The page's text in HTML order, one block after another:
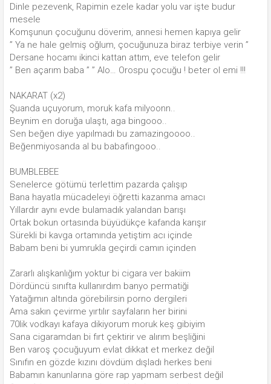
Dinle pezevenk, Rapimin ezele kadar yolu var işte budur
mesele
Komşunun çocuğunu döverim, annesi hemen kapıya gelir
” Ya ne hale gelmiş oğlum, çocuğunuza biraz terbiye verin ”
Dersane hocamı ikinci kattan attım, eve telefon gelir
” Ben açarım baba ” ” Alo… Orospu çocuğu ! beter ol emi !!!
NAKARAT (x2)
Şuanda uçuyorum, moruk kafa milyoonn..
Beynim en doruğa ulaştı, aga bingooo..
Sen beğen diye yapılmadı bu zamazingoooo..
Beğenmiyosanda al bu babafingooo..
BUMBLEBEE
Senelerce götümü terlettim pazarda çalışıp
Bana hayatla mücadeleyi öğretti kazanma amacı
Yıllardır aynı evde bulamadık yalandan barışı
Ortak bokun ortasında büyüdükçe kafanda karışır
Sürekli bi kavga ortamında yetiştim acı içinde
Babam beni bi yumrukla geçirdi camın içinden
Zararlı alışkanlığım yoktur bi cigara ver bakiim
Dördüncü sınıfta kullanırdım banyo permatiği
Yatağımın altında görebilirsin porno dergileri
Ama sakın çevirme yırtılır sayfaların her birini
70lik vodkayı kafaya dikiyorum moruk keş gibiyim
Sana cigaramdan bi fırt çektirir ve alırım beşliğini
Ben varoş çocuğuyum evlat dikkat et merkez değil
Sınıfın en gözde kızını dövdüm dışladı herkes beni
Babamın kanunlarına göre rap yapmam serbest değil